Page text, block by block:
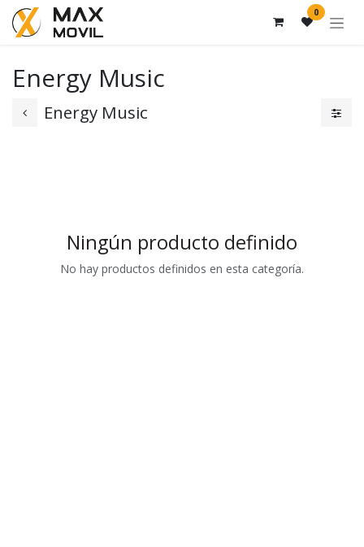
Ir al contenido 0
Energy Music
Energy Music
Ningún producto definido
No hay productos definidos en esta categoría.